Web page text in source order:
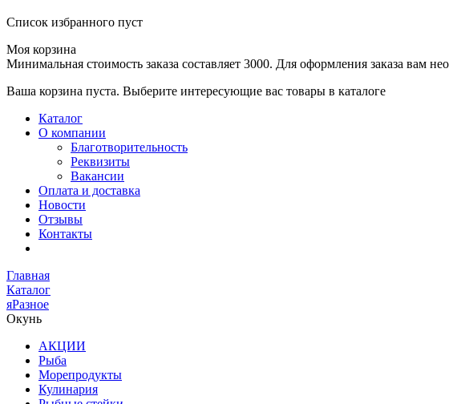
Список избранного пуст
Моя корзина
Минимальная стоимость заказа составляет 3000. Для оформления заказа вам
Ваша корзина пуста. Выберите интересующие вас товары в каталоге
Каталог
О компании
Благотворительность
Реквизиты
Вакансии
Оплата и доставка
Новости
Отзывы
Контакты
Главная
Каталог
яРазное
Окунь
АКЦИИ
Рыба
Морепродукты
Кулинария